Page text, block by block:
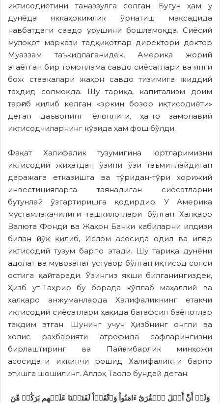
иқтисодиётини таназзулга солган. Бугун ҳам у
дунёда яккаҳокимлик ўрнатиш мақсадида
навбатдаги савдо урушини бошламоқда. Сиёсий
мулоқот маркази тадқиқотлар директори доктор
Муаззам таъкидлаганидек, Америка жорий
этаётган бир томонлама савдо сиёсатлари ва янги
бож ставкалари жаҳон савдо тизимига жиддий
таҳдид солмоқда. Шу тариқа, капитализм доим
тарғиб қилиб келган «эркин бозор иқтисодиёти»
деган даъвонинг ёлғонлиги, ҳатто замонавий
иқтисодчиларнинг кўзида ҳам фош бўлди.
Фақат Халифалик тузумигина юртларимизни
иқтисодий жиҳатдан ўзини ўзи таъминлайдиган
даражага етказишга ва тўғридан-тўғри хорижий
инвестицияларга таянадиган сиёсатларни
бутунлай ўзгартиришга қодирдир. У Америка
мустамлакачилиги ташкилотлари бўлган Халқаро
Валюта Фонди ва Жаҳон Банки кабиларни илдизи
билан йўқ қилиб, Ислом асосида одил ва илғор
иқтисодий тузум барпо этади. Шу тариқа дунёни
адолат ва мувозанат устувор бўлган иқтисод сояси
остига қайтаради. Ўзингиз яхши билганингиздек,
Ҳизб ут-Таҳрир бу борада кўплаб маҳаллий ва
халқаро анжуманларда Халифаликнинг етакчи
иқтисодий сиёсатлари ҳақида батафсил баёнотлар
тақдим этган. Шунинг учун Ҳизбнинг онгли ва
холис раҳбарияти атрофида сафларингизни
бирлаштиринг ва Пайғамбарлик минҳожи
асосидаги иккинчи рошид Халифаликни барпо
этишга шошилинг. Аллоҳ Таоло бундай деган:
وَلَوۡ أَنَّ أَهۡلَ ٱلۡقُرَىٰٓ ءَامَنُواْ وَٱتَّقَوۡاْ لَفَتَحۡنَا عَلَيۡهِم بَرَكَٰتٖ مِّنَ